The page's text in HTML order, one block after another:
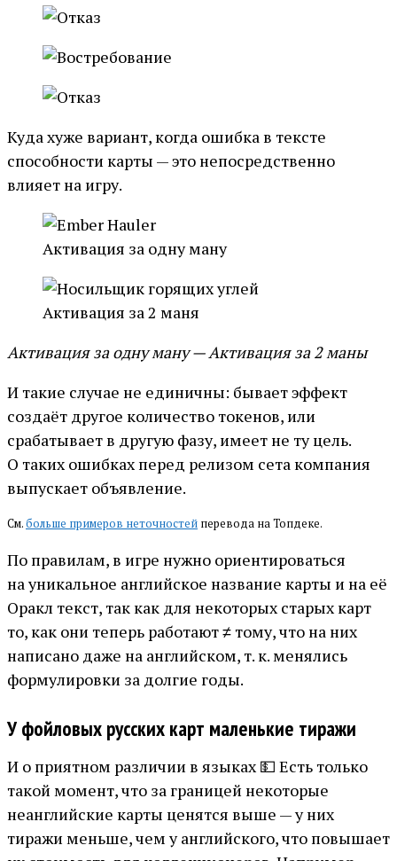
Куда хуже вариант, когда ошибка в тексте
способности карты — это непосредственно
влияет на игру.
Активация за одну ману
Активация за 2 маня
Активация за одну ману — Активация за 2 маны
И такие случае не единичны: бывает эффект
создаёт другое количество токенов, или
срабатывает в другую фазу, имеет не ту цель.
О таких ошибках перед релизом сета компания
выпускает объявление.
См.больше примеров неточностей перевода на Топдеке.
По правилам, в игре нужно ориентироваться
на уникальное английское название карты и на её
Оракл текст, так как для некоторых старых карт
то, как они теперь работают ≠ тому, что на них
написано даже на английском, т. к. менялись
формулировки за долгие годы.
У фойловых русских карт маленькие тиражи
И о приятном различии в языках 💵 Есть только
такой момент, что за границей некоторые
неанглийские карты ценятся выше — у них
тиражи меньше, чем у английского, что повышает